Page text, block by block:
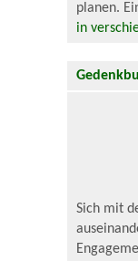
planen.
in
Sich mit